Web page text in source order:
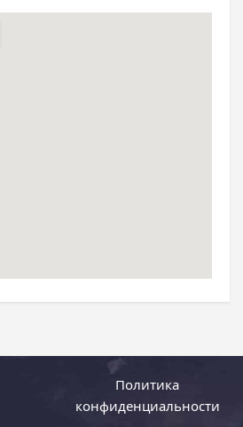
Политика
конфиденциальности